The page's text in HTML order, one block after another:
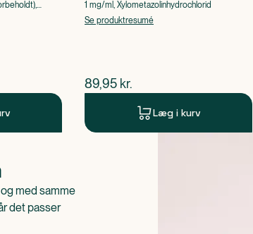
1 mg/ml, Xylometazolinhydrochlorid
Se produktresumé
$nuværende pris
89,95 kr.
Læg i kurv
med samme
det passer